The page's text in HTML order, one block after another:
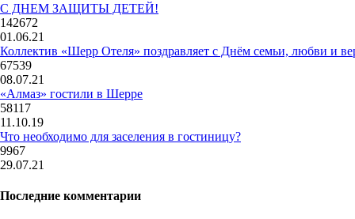
С ДНЕМ ЗАЩИТЫ ДЕТЕЙ!
142672
01.06.21
Коллектив «Шерр Отеля» поздравляет с Днём семьи, любви и
67539
08.07.21
«Алмаз» гостили в Шерре
58117
11.10.19
Что необходимо для заселения в гостиницу?
9967
29.07.21
Последние комментарии